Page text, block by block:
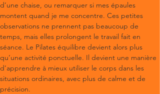
d’une chaise, ou remarquer si mes épaules
montent quand je me concentre. Ces petites
observations ne prennent pas beaucoup de
temps, mais elles prolongent le travail fait en
séance. Le Pilates équilibre devient alors plus
qu’une activité ponctuelle. Il devient une manière
d’apprendre à mieux utiliser le corps dans les
situations ordinaires, avec plus de calme et de
précision.